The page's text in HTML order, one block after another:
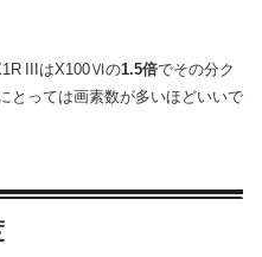
IIIはX100Ⅵの1.5倍でその分ク
とっては画素数が多いほどいいで